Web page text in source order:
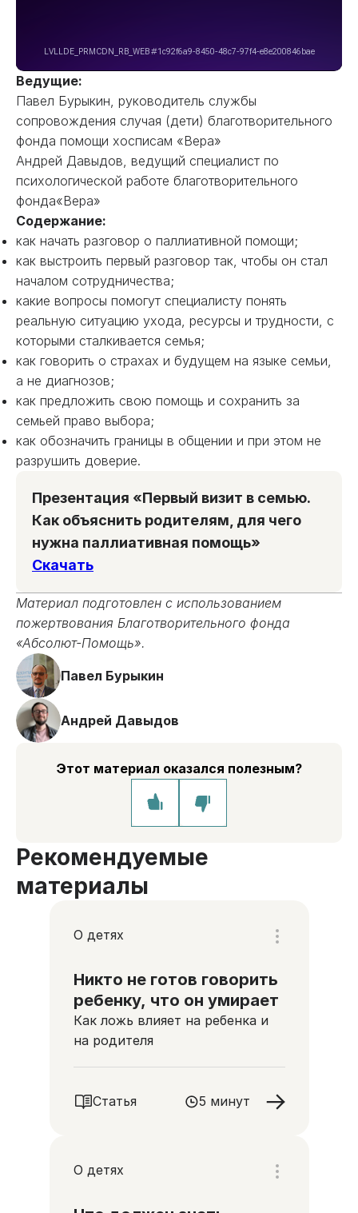
Ведущие:
Павел Бурыкин, руководитель службы
сопровождения случая (дети) благотворительного
фонда помощи хосписам «Вера»
Андрей Давыдов, ведущий специалист по
психологической работе благотворительного
фонда«Вера»
Содержание:
как начать разговор о паллиативной помощи;
как выстроить первый разговор так, чтобы он стал
началом сотрудничества;
какие вопросы помогут специалисту понять
реальную ситуацию ухода, ресурсы и трудности, с
которыми сталкивается семья;
как говорить о страхах и будущем на языке семьи,
а не диагнозов;
как предложить свою помощь и сохранить за
семьей право выбора;
как обозначить границы в общении и при этом не
разрушить доверие.
Презентация «Первый визит в семью.
Как объяснить родителям, для чего
нужна паллиативная помощь»
Скачать
Материал подготовлен с использованием
пожертвования Благотворительного фонда
«Абсолют-Помощь».
Павел Бурыкин
Андрей Давыдов
Этот материал оказался полезным?
Рекомендуемые
материалы
О детях
Никто не готов говорить
ребенку, что он умирает
Как ложь влияет на ребенка и
на родителя
Статья 5 минут
О детях